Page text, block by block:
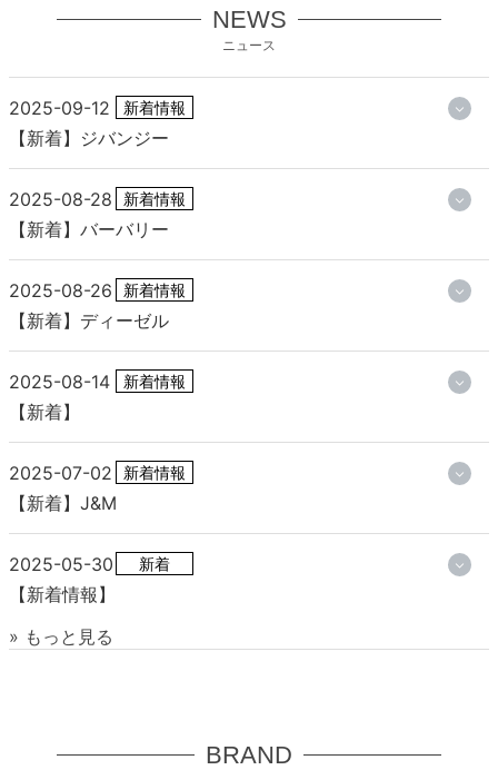
NEWS
ニュース
2025-09-12 新着情報
【新着】ジバンジー
2025-08-28 新着情報
【新着】バーバリー
2025-08-26 新着情報
【新着】ディーゼル
2025-08-14 新着情報
【新着】
2025-07-02 新着情報
【新着】J&M
2025-05-30 新着
【新着情報】
» もっと見る
BRAND